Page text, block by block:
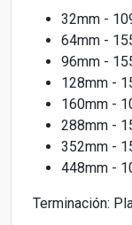
32mm -
64mm -
96mm -
128mm -
160mm -
288mm -
352mm -
448mm -
Terminación: